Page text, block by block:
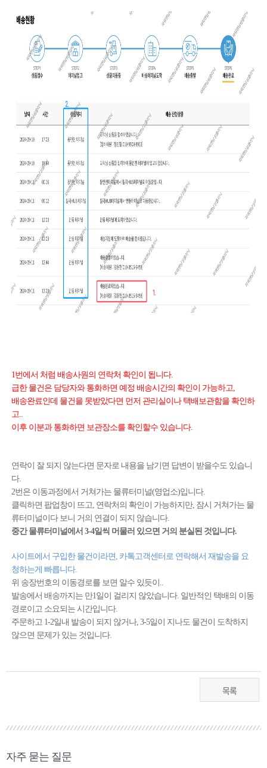
1번에서 처럼 배송사원의 연락처 확인이 됩니다.
급한 물건은 담당자와 통화하면 예정 배송시간의 확인이 가능하고,
배송완료인데 물건을 못받았다면 먼저 관리실이나 택배보관함을 확인하
고..
이후 이분과 통화하면 보관장소를 확인할수 있습니다.
연락이 잘 되지 않는다면 문자로 내용을 남기면 답변이 받을수도 있습니
다.
2번은 이동과정에서 거쳐가는 물류터미널(영업소)입니다.
클릭하면 팝업창이 뜨고, 연락처의 확인이 가능하지만, 잠시 거쳐가는 물
류터미널이다 보니 거의 연결이 되지 않습니다.
중간 물류터미널에서 3-4일씩 머물러 있으면 거의 분실된 것입니다.
사이트에서 구입한 물건이라면, 카톡고객센터로 연락해서 재발송을 요
청하는게 빠릅니다.
위 송장번호의 이동경로를 보면 알수 있듯이..
발송에서 배송까지는 만1일이 걸리지 않았습니다. 일반적인 택배의 이동
경로이고 소요되는 시간입니다.
주문하고 1-2일내 발송이 되지 않거나, 3-5일이 지나도 물건이 도착하지
않으면 문제가 있는 것입니다.
목록
자주 묻는 질문